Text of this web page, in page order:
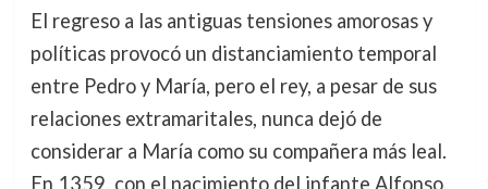
El regreso a las antiguas tensiones amorosas y
políticas provocó un distanciamiento temporal
entre Pedro y María, pero el rey, a pesar de sus
relaciones extramaritales, nunca dejó de
considerar a María como su compañera más leal.
En 1359, con el nacimiento del infante Alfonso,